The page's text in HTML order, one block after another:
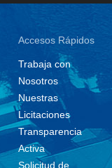
Accesos Rápidos
Trabaja con
Nosotros
Nuestras
Licitaciones
Transparencia
Activa
Solicitud de